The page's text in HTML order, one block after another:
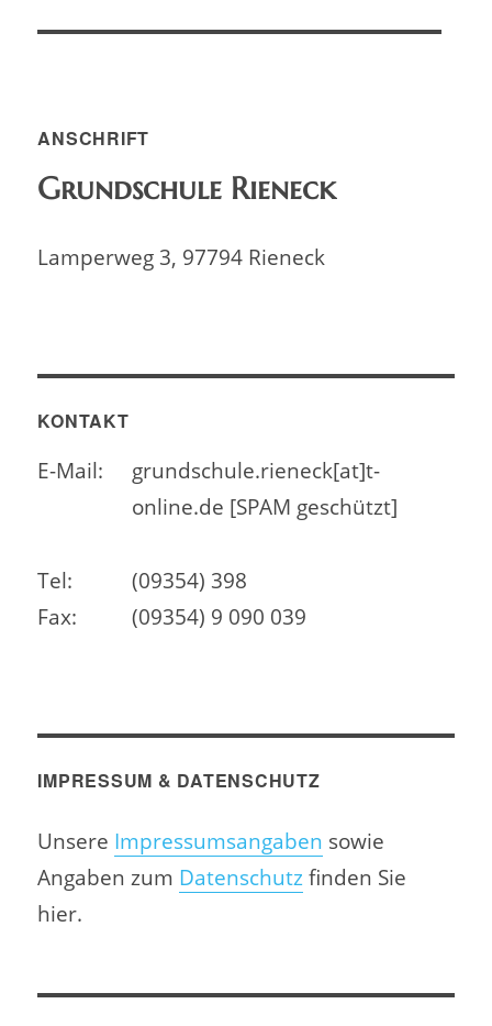
ANSCHRIFT
Grundschule Rieneck
Lamperweg 3, 97794 Rieneck
KONTAKT
E-Mail:
grundschule.rieneck[at]t-
online.de [SPAM geschützt]
Tel:
(09354) 398
Fax:
(09354) 9 090 039
IMPRESSUM & DATENSCHUTZ
Unsere Impressumsangaben sowie
Angaben zum Datenschutzfinden Sie
hier.